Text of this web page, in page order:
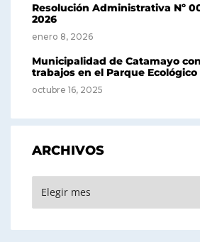
Resolución Administrativa Nº
2026
enero 8, 2026
Municipalidad de Catamayo
trabajos en el Parque Ecológico
octubre 16, 2025
ARCHIVOS